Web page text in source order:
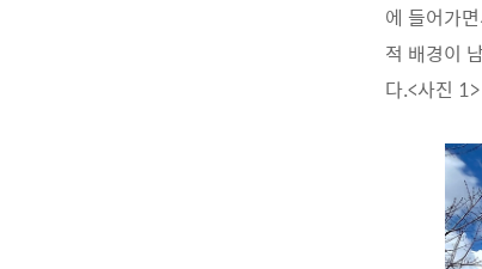
에 들어가
적 배경이
다.<사진 1>